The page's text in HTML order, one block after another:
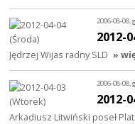
2006-08-08,
2012-
Jędrzej Wijas radny SLD »
2006-08-08,
2012-
Arkadiusz Litwiński poseł